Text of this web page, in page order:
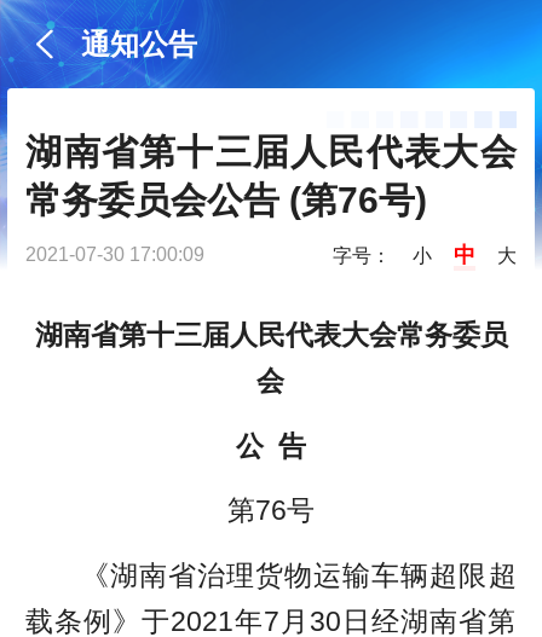
通知公告
湖南省第十三届人民代表大会
常务委员会公告 (第76号)
2021-07-30 17:00:09 字号： 小 中 大
湖南省第十三届人民代表大会常务委员
会
公 告
第76号
《湖南省治理货物运输车辆超限超
载条例》于2021年7月30日经湖南省第